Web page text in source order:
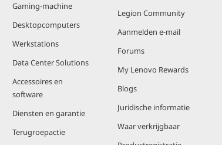
Gaming-machine
Desktopcomputers
Werkstations
Data Center Solutions
Accessoires en
software
Diensten en garantie
Terugroepactie
Legion Community
Aanmelden e-mail
Forums
My Lenovo Rewards
Blogs
Juridische informatie
Waar verkrijgbaar